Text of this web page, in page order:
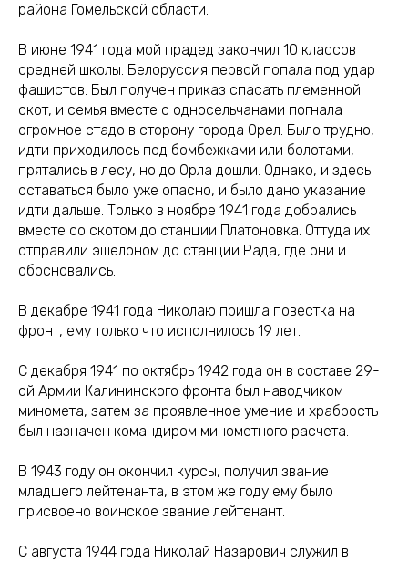
района Гомельской области.
В июне 1941 года мой прадед закончил 10 классов
средней школы. Белоруссия первой попала под удар
фашистов. Был получен приказ спасать племенной
скот, и семья вместе с односельчанами погнала
огромное стадо в сторону города Орел. Было трудно,
идти приходилось под бомбежками или болотами,
прятались в лесу, но до Орла дошли. Однако, и здесь
оставаться было уже опасно, и было дано указание
идти дальше. Только в ноябре 1941 года добрались
вместе со скотом до станции Платоновка. Оттуда их
отправили эшелоном до станции Рада, где они и
обосновались.
В декабре 1941 года Николаю пришла повестка на
фронт, ему только что исполнилось 19 лет.
С декабря 1941 по октябрь 1942 года он в составе 29-
ой Армии Калининского фронта был наводчиком
миномета, затем за проявленное умение и храбрость
был назначен командиром минометного расчета.
В 1943 году он окончил курсы, получил звание
младшего лейтенанта, в этом же году ему было
присвоено воинское звание лейтенант.
С августа 1944 года Николай Назарович служил в